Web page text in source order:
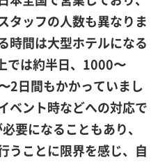
タッフの人数も異なりま
時間は大型ホテルになる
では約半日、1000〜
2日間もかかっていまし
ベント時などへの対応で
要になることもあり、
うことに限界を感じ、自